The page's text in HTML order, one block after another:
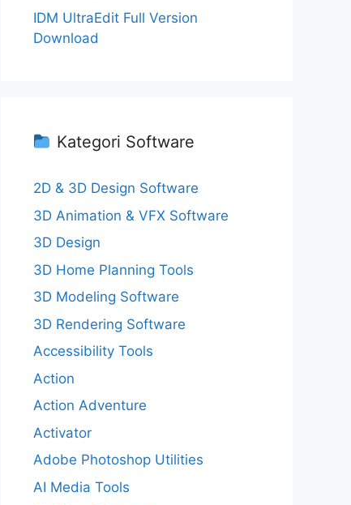
IDM UltraEdit Full Version
Download
Kategori Software
2D & 3D Design Software
3D Animation & VFX Software
3D Design
3D Home Planning Tools
3D Modeling Software
3D Rendering Software
Accessibility Tools
Action
Action Adventure
Activator
Adobe Photoshop Utilities
AI Media Tools